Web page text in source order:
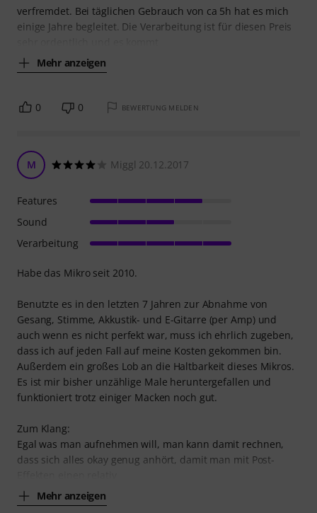
verfremdet. Bei täglichen Gebrauch von ca 5h hat es mich
einige Jahre begleitet. Die Verarbeitung ist für diesen Preis
Mehr anzeigen
0 0 BEWERTUNG MELDEN
M Miggl 20.12.2017
Habe das Mikro seit 2010.
Benutzte es in den letzten 7 Jahren zur Abnahme von
Gesang, Stimme, Akkustik- und E-Gitarre (per Amp) und
auch wenn es nicht perfekt war, muss ich ehrlich zugeben,
dass ich auf jeden Fall auf meine Kosten gekommen bin.
Außerdem ein großes Lob an die Haltbarkeit dieses Mikros.
Es ist mir bisher unzählige Male heruntergefallen und
funktioniert trotz einiger Macken noch gut.
Zum Klang:
Egal was man aufnehmen will, man kann damit rechnen,
dass sich alles okay genug anhört, damit man mit Post-
Mehr anzeigen
Features
Sound
Verarbeitung